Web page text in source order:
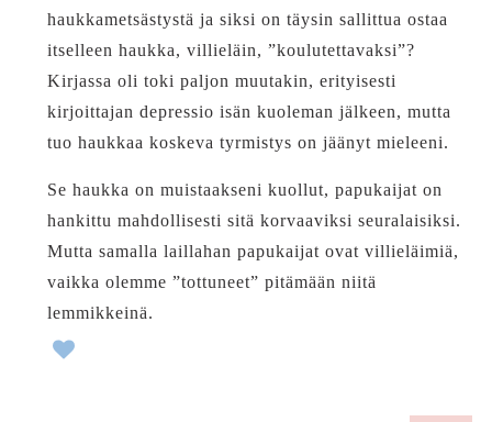
haukkametsästystä ja siksi on täysin sallittua ostaa
itselleen haukka, villieläin, ”koulutettavaksi”?
Kirjassa oli toki paljon muutakin, erityisesti
kirjoittajan depressio isän kuoleman jälkeen, mutta
tuo haukkaa koskeva tyrmistys on jäänyt mieleeni.
Se haukka on muistaakseni kuollut, papukaijat on
hankittu mahdollisesti sitä korvaaviksi seuralaisiksi.
Mutta samalla laillahan papukaijat ovat villieläimiä,
vaikka olemme ”tottuneet” pitämään niitä
lemmikkeinä.